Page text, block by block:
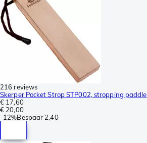
216 reviews
Skerper Pocket Strop STP002, stropping paddle
€ 17,60
€ 20,00
-12%Bespaar 2,40